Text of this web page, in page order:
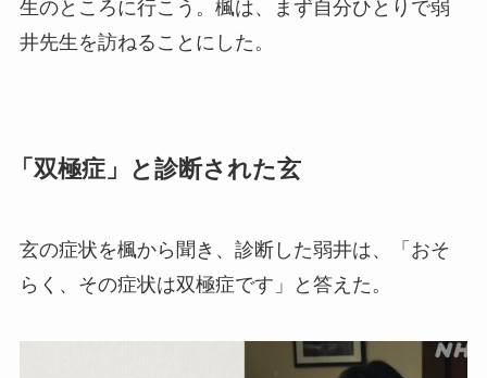
生のところに行こう。楓は、まず自分ひとりで弱
井先生を訪ねることにした。
「双極症」と診断された玄
玄の症状を楓から聞き、診断した弱井は、「おそ
らく、その症状は双極症です」と答えた。